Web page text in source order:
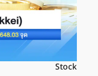
Stock